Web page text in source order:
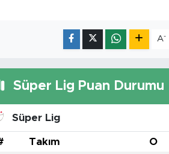
A-
Süper Lig Puan Durumu
Süper Lig
Takım O